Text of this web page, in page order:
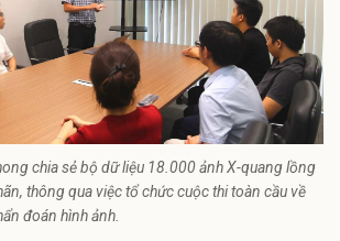
chia sẻ bộ dữ liệu 18.000 ảnh X-quang lồng
thông qua việc tổ chức cuộc thi toàn cầu về
đoán hình ảnh.